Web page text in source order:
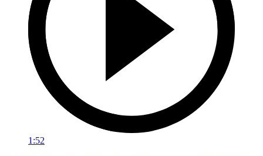
1:52